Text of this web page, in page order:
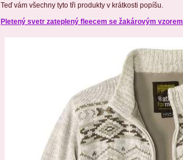
Teď vám všechny tyto tři produkty v krátkosti popíšu.
Pletený svetr zateplený fleecem se žakárovým vzorem